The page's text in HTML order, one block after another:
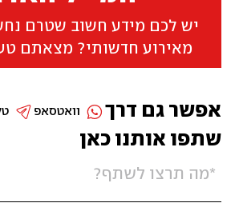
יש לכם מידע חשוב שטרם
מאירוע חדשותי? מצאתם
שתפו אותנו כאן
אפשר גם דרך וואטסאפ